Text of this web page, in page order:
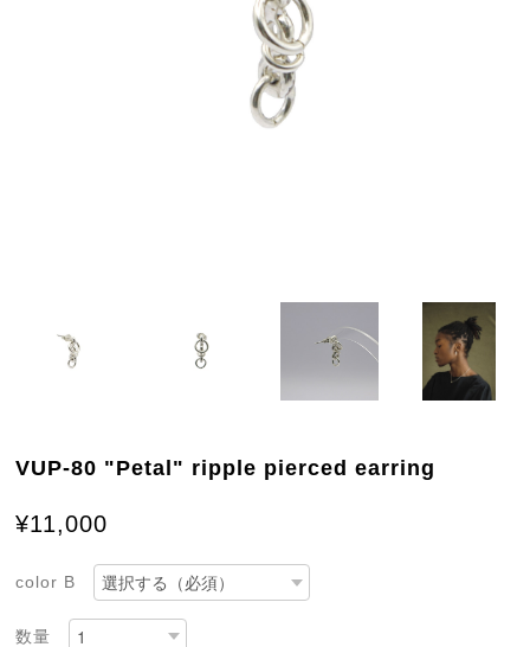
VUP-80 "Petal" ripple pierced earring
¥11,000
color B
数量